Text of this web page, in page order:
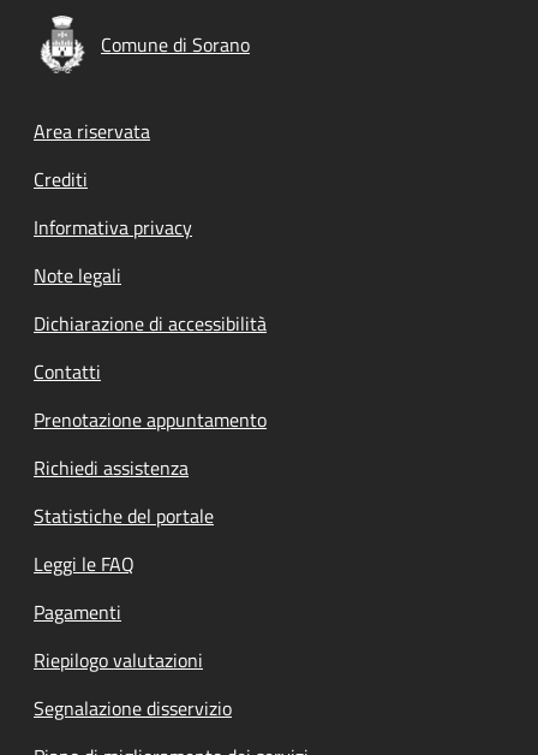
Comune di Sorano
Footer menu
Area riservata
Crediti
Informativa privacy
Note legali
Dichiarazione di accessibilità
Contatti
Prenotazione appuntamento
Richiedi assistenza
Statistiche del portale
Leggi le FAQ
Pagamenti
Riepilogo valutazioni
Segnalazione disservizio